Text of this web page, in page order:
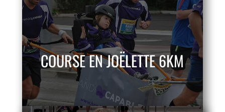
COURSE EN JOËLETTE 6KM